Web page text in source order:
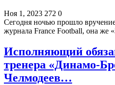
Ноя 1, 2023 272 0
Сегодня ночью прошло
журнала France Football, она же
Исполняющий
тренера «Динамо-
Челмодеев…